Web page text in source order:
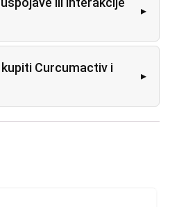
Curcumactiv i